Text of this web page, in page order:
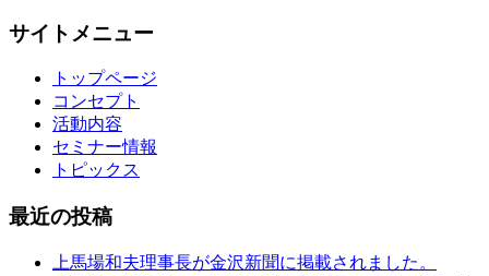
サイトメニュー
トップページ
コンセプト
活動内容
セミナー情報
トピックス
最近の投稿
上馬場和夫理事長が金沢新聞に掲載されました。